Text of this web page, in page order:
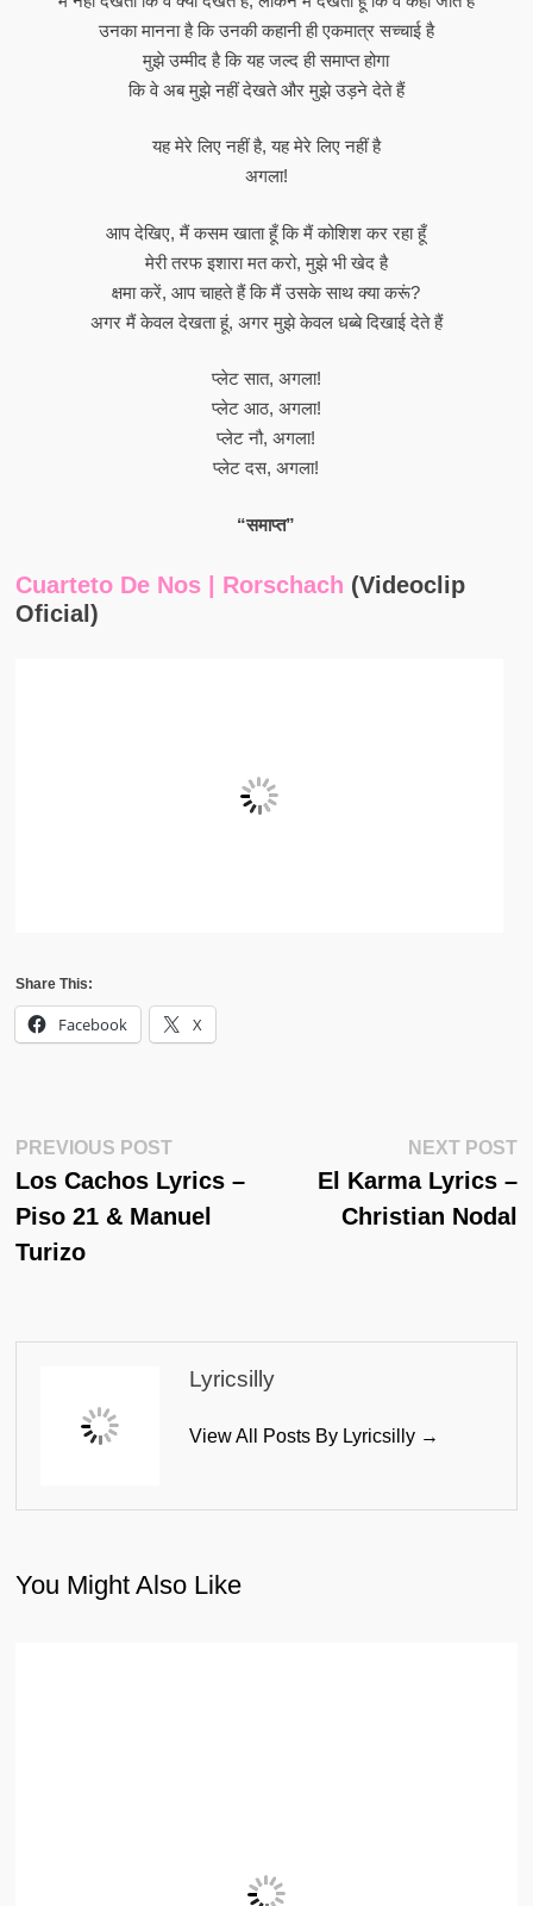
उनका मानना ​​है कि उनकी कहानी ही एकमात्र सच्चाई है
मुझे उम्मीद है कि यह जल्द ही समाप्त होगा
कि वे अब मुझे नहीं देखते और मुझे उड़ने देते हैं
यह मेरे लिए नहीं है, यह मेरे लिए नहीं है
अगला!
आप देखिए, मैं कसम खाता हूँ कि मैं कोशिश कर रहा हूँ
मेरी तरफ इशारा मत करो, मुझे भी खेद है
क्षमा करें, आप चाहते हैं कि मैं उसके साथ क्या करूं?
अगर मैं केवल देखता हूं, अगर मुझे केवल धब्बे दिखाई देते हैं
प्लेट सात, अगला!
प्लेट आठ, अगला!
प्लेट नौ, अगला!
प्लेट दस, अगला!
“समाप्त”
Cuarteto De Nos | Rorschach (Videoclip
Oficial)
Share This:
Facebook X
Post
Navigation
PREVIOUS POSTPrevious
Post:
Los Cachos Lyrics –
Piso 21 & Manuel
Turizo
NEXT POST
El Karma Lyrics –
Christian Nodal
Lyricsilly
View All Posts By Lyricsilly →
You Might Also Like